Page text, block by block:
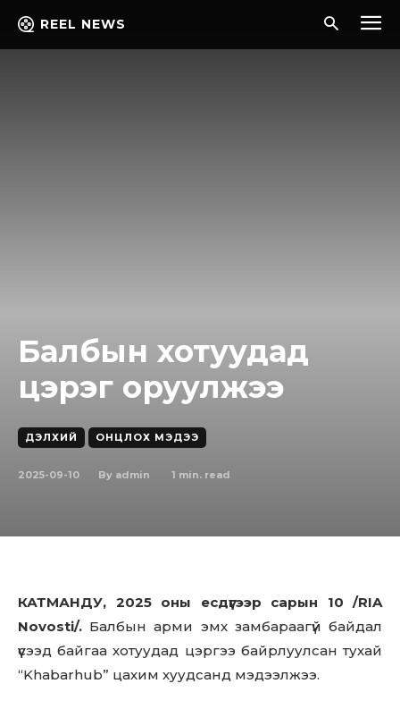
REEL NEWS
Балбын хотуудад
цэрэг оруулжээ
ДЭЛХИЙ ОНЦЛОХ МЭДЭЭ
2025-09-10 By admin 1 min. read
КАТМАНДУ, 2025 оны есдүгээр сарын 10 /RIA
Novosti/. Балбын арми эмх замбараагүй байдал
үүсээд байгаа хотуудад цэргээ байрлуулсан тухай
“Khabarhub” цахим хуудсанд мэдээлжээ.